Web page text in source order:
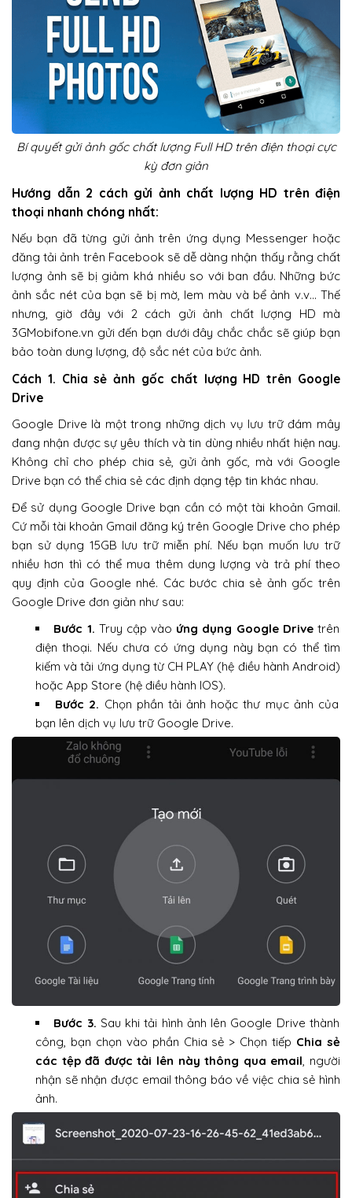
Bí quyết gửi ảnh gốc chất lượng Full HD trên điện thoại cực
kỳ đơn giản
Hướng dẫn 2 cách gửi ảnh chất lượng HD trên điện
thoại nhanh chóng nhất:
Nếu bạn đã từng gửi ảnh trên ứng dụng Messenger hoặc
đăng tải ảnh trên Facebook sẽ dễ dàng nhận thấy rằng chất
lượng ảnh sẽ bị giảm khá nhiều so với ban đầu. Những bức
ảnh sắc nét của bạn sẽ bị mờ, lem màu và bể ảnh v.v… Thế
nhưng, giờ đây với 2 cách gửi ảnh chất lượng HD mà
3GMobifone.vn gửi đến bạn dưới đây chắc chắc sẽ giúp bạn
bảo toàn dung lượng, độ sắc nét của bức ảnh.
Cách 1. Chia sẻ ảnh gốc chất lượng HD trên Google
Drive
Google Drive là một trong những dịch vụ lưu trữ đám mây
đang nhận được sự yêu thích và tin dùng nhiều nhất hiện nay.
Không chỉ cho phép chia sẻ, gửi ảnh gốc, mà với Google
Drive bạn có thể chia sẻ các định dạng tệp tin khác nhau.
Để sử dụng Google Drive bạn cần có một tài khoản Gmail.
Cứ mỗi tài khoản Gmail đăng ký trên Google Drive cho phép
bạn sử dụng 15GB lưu trữ miễn phí. Nếu bạn muốn lưu trữ
nhiều hơn thì có thể mua thêm dung lượng và trả phí theo
quy định của Google nhé. Các bước chia sẻ ảnh gốc trên
Google Drive đơn giản như sau:
Bước 1. Truy cập vào ứng dụng Google Drivetrên
điện thoại. Nếu chưa có ứng dụng này bạn có thể tìm
kiếm và tải ứng dụng từ CH PLAY (hệ điều hành Android)
hoặc App Store (hệ điều hành IOS).
Bước 2. Chọn phần tải ảnh hoặc thư mục ảnh của
bạn lên dịch vụ lưu trữ Google Drive.
Bước 3. Sau khi tải hình ảnh lên Google Drive thành
công, bạn chọn vào phần Chia sẻ > Chọn tiếp Chia sẻ
các tệp đã được tải lên này thông qua email, người
nhận sẽ nhận được email thông báo về việc chia sẻ hình
ảnh.